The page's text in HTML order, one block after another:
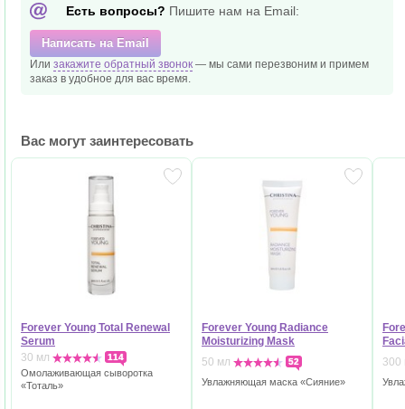
Есть вопросы? Пишите нам на Email:
Написать на Email
Или закажите обратный звонок — мы сами перезвоним и примем
заказ в удобное для вас время.
Вас могут заинтересовать
Forever Young Total Renewal
Serum
30 мл
114
Омолаживающая сыворотка
«Тоталь»
Forever Young Radiance
Moisturizing Mask
50 мл
52
Увлажняющая маска «Сияние»
300